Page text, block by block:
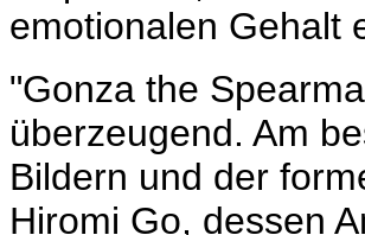
emotionalen Gehalt
"Gonza the
überzeugend. Am
Bildern und der
Hiromi Go, dessen